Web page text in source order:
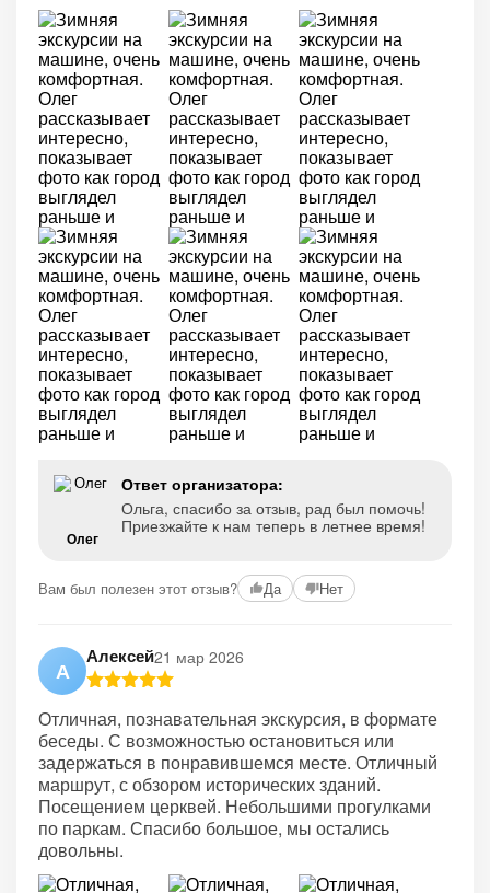
Олег
Ответ организатора:
Ольга, спасибо за отзыв, рад был помочь!
Приезжайте к нам теперь в летнее время!
Вам был полезен этот отзыв? Да Нет
А
Алексей21 мар 2026
Отличная, познавательная экскурсия, в формате
беседы. С возможностью остановиться или
задержаться в понравившемся месте. Отличный
маршрут, с обзором исторических зданий.
Посещением церквей. Небольшими прогулками
по паркам. Спасибо большое, мы остались
довольны.